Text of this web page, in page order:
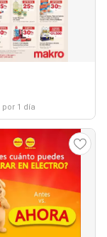
por 1 día